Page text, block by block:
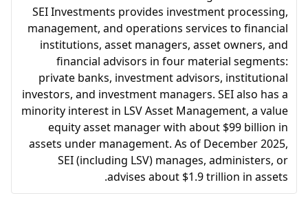
SEI Investments provides investment processing,
management, and operations services to financial
institutions, asset managers, asset owners, and
financial advisors in four material segments:
private banks, investment advisors, institutional
investors, and investment managers. SEI also has a
minority interest in LSV Asset Management, a value
equity asset manager with about $99 billion in
assets under management. As of December 2025,
SEI (including LSV) manages, administers, or
advises about $1.9 trillion in assets.